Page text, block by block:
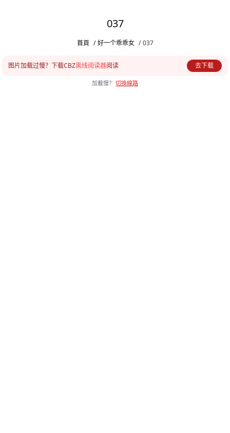
037
首頁 / 好一个乖乖女 / 037
图片加载过慢？下载CBZ离线阅读器阅读 去下载
加載慢？ 切換線路